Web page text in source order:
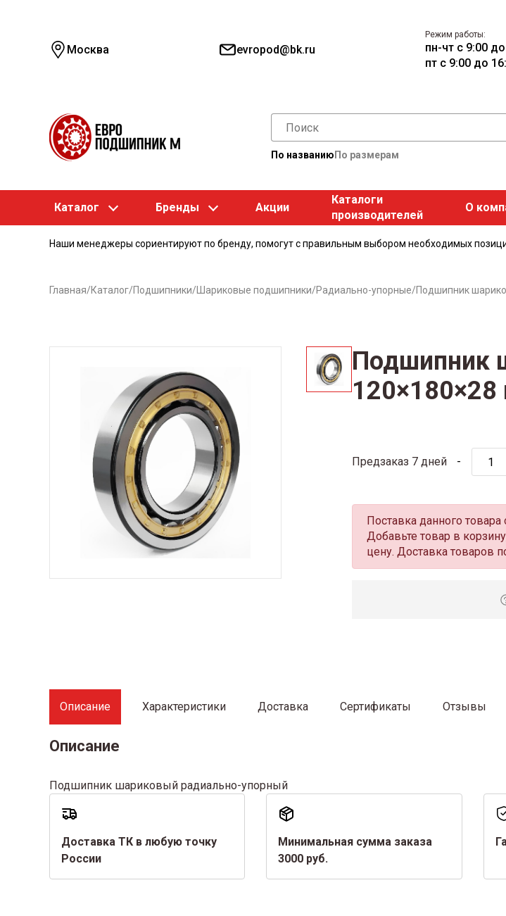
Москва evropod@bk.ru
Режим работы:
пн-чт с 9:00
пт с 9:00 до
По названию По размерам
Каталог Бренды Акции
Каталоги
производителей
О
Наши менеджеры сориентируют по бренду, помогут с правильным выбором необходимых
Главная/Каталог/Подшипники/ Шариковые подшипники/Радиально-упорные/Подшипник
Подшипник
120×180×28
Предзаказ 7 дней -
Поставка данного
Добавьте товар в
цену. Доставка товаров
Описание Характеристики Доставка Сертификаты Отзывы
Описание
Подшипник шариковый радиально-упорный
Доставка ТК в любую точку
России
Минимальная сумма заказа
3000 руб.